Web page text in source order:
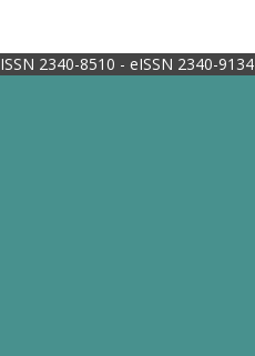
ISSN 2340-8510 - eISSN 2340-9134